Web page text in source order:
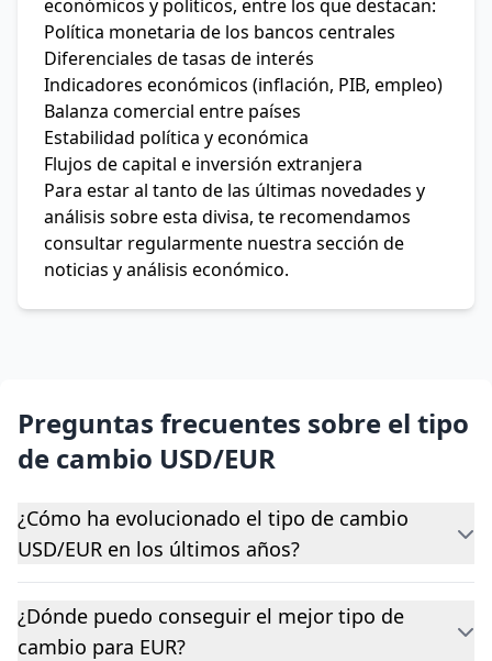
económicos y políticos, entre los que destacan:
Política monetaria de los bancos centrales
Diferenciales de tasas de interés
Indicadores económicos (inflación, PIB, empleo)
Balanza comercial entre países
Estabilidad política y económica
Flujos de capital e inversión extranjera
Para estar al tanto de las últimas novedades y
análisis sobre esta divisa, te recomendamos
consultar regularmente nuestra sección de
noticias y análisis económico.
Preguntas frecuentes sobre el tipo
de cambio USD/EUR
¿Cómo ha evolucionado el tipo de cambio
USD/EUR en los últimos años?
¿Dónde puedo conseguir el mejor tipo de
cambio para EUR?